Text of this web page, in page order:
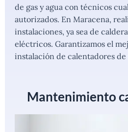
de gas y agua con técnicos
autorizados. En Maracena,
instalaciones, ya sea de
eléctricos. Garantizamos el
instalación de calentadores de
Mantenimiento